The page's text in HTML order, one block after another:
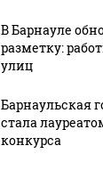
В Барнауле
разметку:
улиц
Барнаульская
стала
конкурса